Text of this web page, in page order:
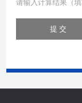
请输入计算结果（